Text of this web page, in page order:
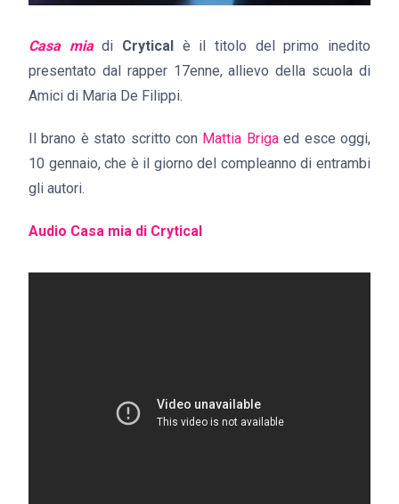
Casa miadi Crytical è il titolo del primo inedito
presentato dal rapper 17enne, allievo della scuola di
Amici di Maria De Filippi.
Il brano è stato scritto con Mattia Brigaed esce oggi,
10 gennaio, che è il giorno del compleanno di entrambi
gli autori.
Audio Casa mia di Crytical